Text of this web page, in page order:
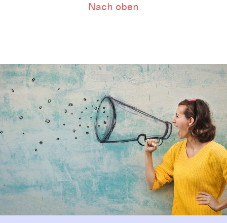
Nach oben